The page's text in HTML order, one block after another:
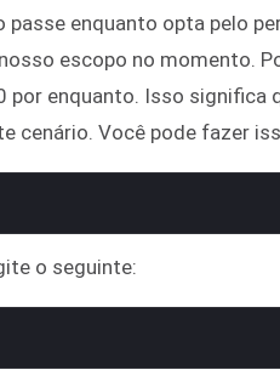
enquanto opta pelo
escopo no momento.
por enquanto. Isso significa
cenário. Você pode fazer
o seguinte: